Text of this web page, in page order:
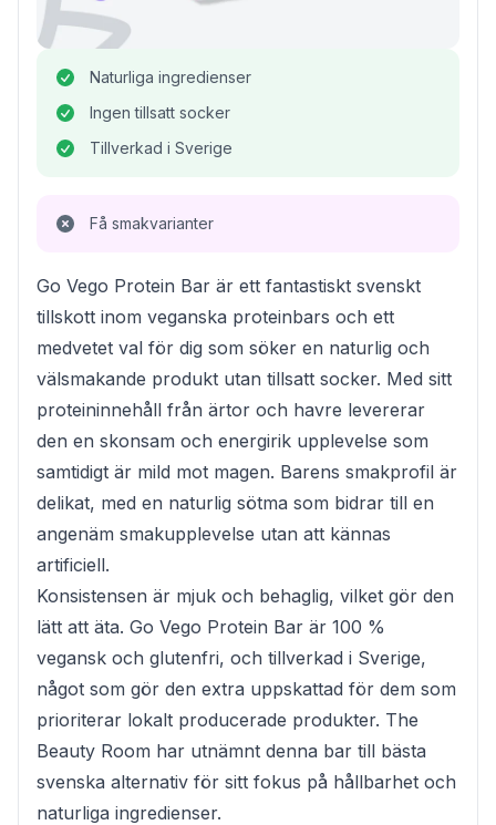
Naturliga ingredienser
Ingen tillsatt socker
Tillverkad i Sverige
Få smakvarianter
Go Vego Protein Bar är ett fantastiskt svenskt
tillskott inom veganska proteinbars och ett
medvetet val för dig som söker en naturlig och
välsmakande produkt utan tillsatt socker. Med sitt
proteininnehåll från ärtor och havre levererar
den en skonsam och energirik upplevelse som
samtidigt är mild mot magen. Barens smakprofil är
delikat, med en naturlig sötma som bidrar till en
angenäm smakupplevelse utan att kännas
artificiell.
Konsistensen är mjuk och behaglig, vilket gör den
lätt att äta. Go Vego Protein Bar är 100 %
vegansk och glutenfri, och tillverkad i Sverige,
något som gör den extra uppskattad för dem som
prioriterar lokalt producerade produkter. The
Beauty Room har utnämnt denna bar till bästa
svenska alternativ för sitt fokus på hållbarhet och
naturliga ingredienser.